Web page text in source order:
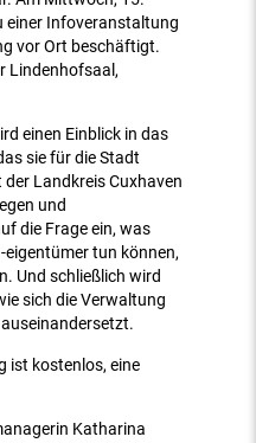
einer Infoveranstaltung
vor Ort beschäftigt.
Lindenhofsaal,
einen Einblick in das
sie für die Stadt
Landkreis Cuxhaven
und
die Frage ein, was
tun können,
Und schließlich wird
sich die Verwaltung
ist kostenlos, eine
Katharina